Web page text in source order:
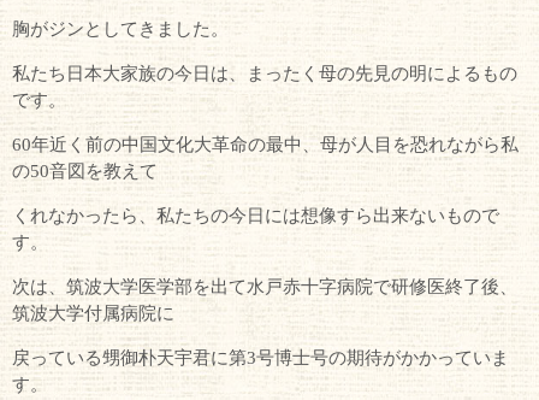
胸がジンとしてきました。
私たち日本大家族の今日は、まったく母の先見の明によるもの
です。
60年近く前の中国文化大革命の最中、母が人目を恐れながら私
の50音図を教えて
くれなかったら、私たちの今日には想像すら出来ないもので
す。
次は、筑波大学医学部を出て水戸赤十字病院で研修医終了後、
筑波大学付属病院に
戻っている甥御朴天宇君に第3号博士号の期待がかかっていま
す。